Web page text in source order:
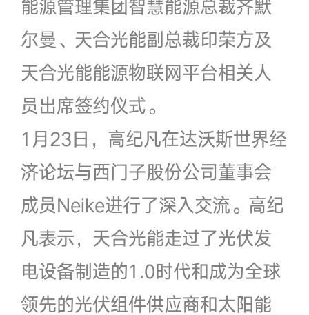
能源管理集团智慧能源总裁齐默
尔曼、天合光能副总裁印荣方及
天合光能能源物联网平台相关人
员出席签约仪式。
1月23日，高纪凡在达沃斯世界经
济论坛与西门子股份公司董事会
成员Neike进行了深入交流。高纪
凡表示，天合光能走过了光伏发
电设备制造的1.0时代和成为全球
领先的光伏组件供应商和太阳能